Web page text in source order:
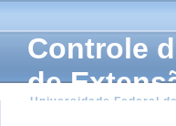
Controle
de
Universidade Federal